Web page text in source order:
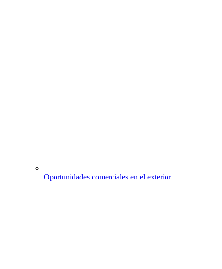
Oportunidades comerciales en el exterior